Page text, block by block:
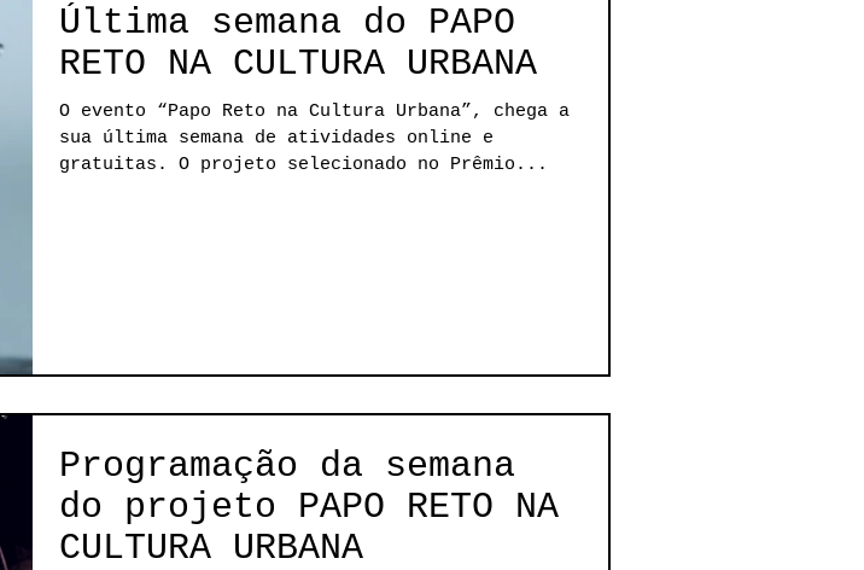
Última semana do PAPO
RETO NA CULTURA URBANA
O evento “Papo Reto na Cultura Urbana”, chega a
sua última semana de atividades online e
gratuitas. O projeto selecionado no Prêmio...
Programação da semana
do projeto PAPO RETO NA
CULTURA URBANA